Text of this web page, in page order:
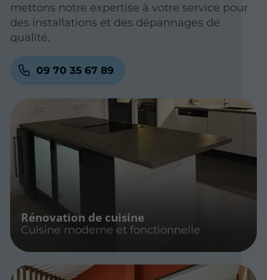
mettons notre expertise à votre service pour
des installations et des dépannages de
qualité.
09 70 35 67 89
Rénovation de cuisine
Cuisine moderne et fonctionnelle